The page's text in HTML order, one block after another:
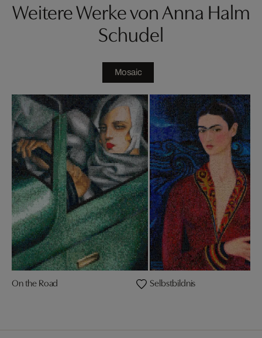
Weitere Werke von Anna Halm
Schudel
Mosaic
On the Road Selbstbildnis